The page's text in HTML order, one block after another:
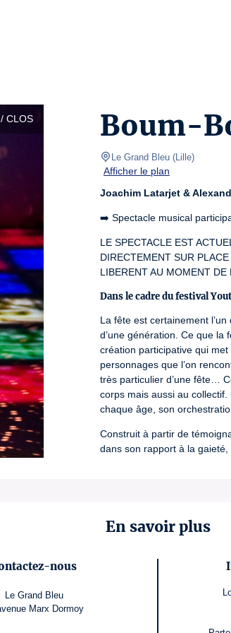
CLOS Boum-
Le Grand Bleu (Lille)
Afficher le plan
Joachim Latarjet &
➡️ Spectacle musical
LE SPECTACLE EST
DIRECTEMENT SUR
LIBERENT AU MOMENT DE
Dans le cadre du festival
La fête est certainement
d’une génération. Ce que
création participative qui
personnages que l’on
très particulier d’une fête…
corps mais aussi au collectif.
chaque âge, son
Construit à partir de
dans son rapport à la
En savoir plus
nous
Le Grand Bleu
Marx Dormoy